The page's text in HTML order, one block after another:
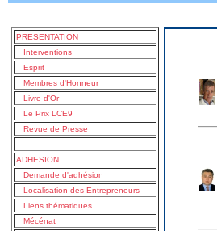
PRESENTATION
Interventions
Esprit
Membres d'Honneur
Livre d'Or
Le Prix LCE9
Revue de Presse
ADHESION
Demande d'adhésion
Localisation des Entrepreneurs
Liens thématiques
Mécénat